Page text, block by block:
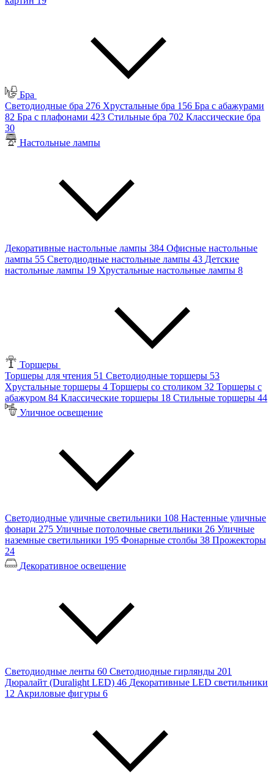
Бра
Светодиодные бра 276 Хрустальные бра 156 Бра с абажурами
82 Бра с плафонами 423 Стильные бра 702 Классические бра
30
Настольные лампы
Декоративные настольные лампы 384 Офисные настольные
лампы 55 Светодиодные настольные лампы 43 Детские
настольные лампы 19 Хрустальные настольные лампы 8
Торшеры
Торшеры для чтения 51 Светодиодные торшеры 53
Хрустальные торшеры 4 Торшеры со столиком 32 Торшеры с
абажуром 84 Классические торшеры 18 Стильные торшеры 44
Уличное освещение
Светодиодные уличные светильники 108 Настенные уличные
фонари 275 Уличные потолочные светильники 26 Уличные
наземные светильники 195 Фонарные столбы 38 Прожекторы
24
Декоративное освещение
Светодиодные ленты 60 Светодиодные гирлянды 201
Дюралайт (Duralight LED) 46 Декоративные LED светильники
12 Акриловые фигуры 6